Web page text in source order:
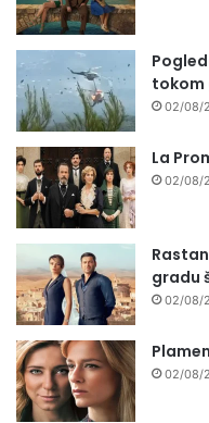
tokom
02/08/
La
02/08/
gradu
02/08/
02/08/